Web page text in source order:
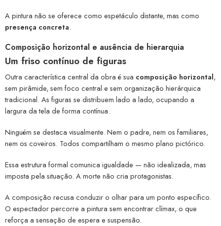
A pintura não se oferece como espetáculo distante, mas como
presença concreta.
Composição horizontal e ausência de hierarquia
Um friso contínuo de figuras
Outra característica central da obra é sua composição horizontal,
sem pirâmide, sem foco central e sem organização hierárquica
tradicional. As figuras se distribuem lado a lado, ocupando a
largura da tela de forma contínua.
Ninguém se destaca visualmente. Nem o padre, nem os familiares,
nem os coveiros. Todos compartilham o mesmo plano pictórico.
Essa estrutura formal comunica igualdade — não idealizada, mas
imposta pela situação. A morte não cria protagonistas.
A composição recusa conduzir o olhar para um ponto específico.
O espectador percorre a pintura sem encontrar clímax, o que
reforça a sensação de espera e suspensão.